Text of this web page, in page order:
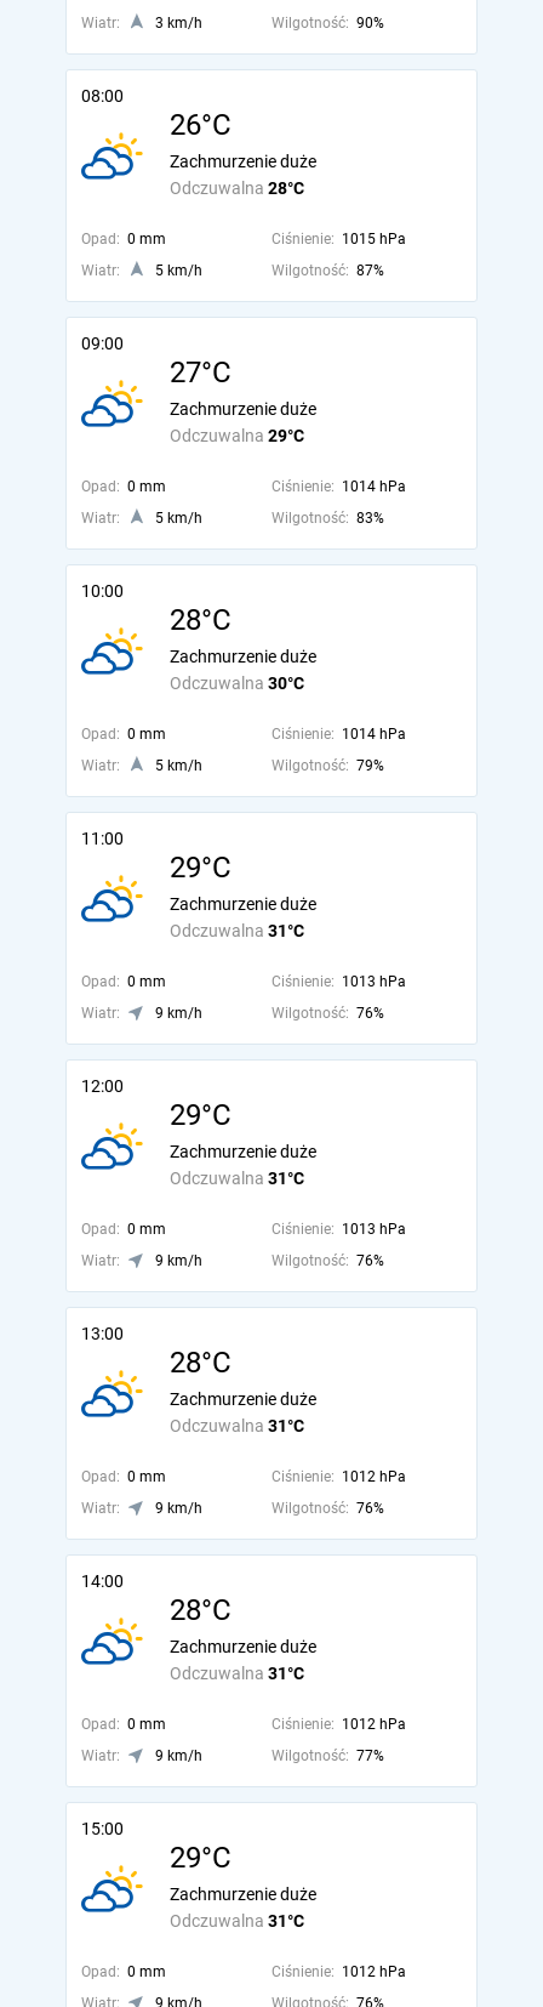
Wiatr: 3 km/h Wilgotność: 90%
08:00
26°C
Odczuwalna 28°C
Zachmurzenie duże
Opad: 0 mm Ciśnienie: 1015 hPa
Wiatr:
5 km/h Wilgotność: 87%
09:00
27°C
Odczuwalna 29°C
Zachmurzenie duże
Opad: 0 mm Ciśnienie: 1014 hPa
Wiatr:
5 km/h Wilgotność: 83%
10:00
28°C
Odczuwalna 30°C
Zachmurzenie duże
Opad: 0 mm Ciśnienie: 1014 hPa
Wiatr:
5 km/h Wilgotność: 79%
11:00
29°C
Odczuwalna 31°C
Zachmurzenie duże
Opad: 0 mm Ciśnienie: 1013 hPa
Wiatr:
9 km/h Wilgotność: 76%
12:00
29°C
Odczuwalna 31°C
Zachmurzenie duże
Opad: 0 mm Ciśnienie: 1013 hPa
Wiatr:
9 km/h Wilgotność: 76%
13:00
28°C
Odczuwalna 31°C
Zachmurzenie duże
Opad: 0 mm Ciśnienie: 1012 hPa
Wiatr:
9 km/h Wilgotność: 76%
14:00
28°C
Odczuwalna 31°C
Zachmurzenie duże
Opad: 0 mm Ciśnienie: 1012 hPa
Wiatr:
9 km/h Wilgotność: 77%
15:00
29°C
Odczuwalna 31°C
Zachmurzenie duże
Opad: 0 mm Ciśnienie: 1012 hPa
Wiatr:
9 km/h Wilgotność: 76%